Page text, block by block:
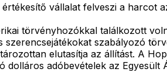
vállalat felveszi a harcot
törvényhozókkal találkozott
szabályozó
elutasítja az állítást. A
adóbevételek az Egyesült